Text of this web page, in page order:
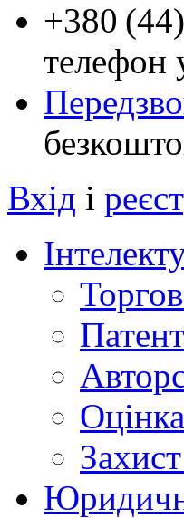
+380
телефон
Вхід і